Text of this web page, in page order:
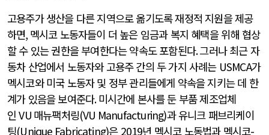
고용주가 생산을 다른 지역으로 옮기도록 재정적 지원을 제공
하면, 멕시코 노동자들이 더 높은 임금과 복지 혜택을 위해 협상
할 수 있는 권한을 부여한다는 약속도 포함된다.그러나 최근 자
동차 산업에서 노동자와 고용주 간의 두 가지 사례는 USMCA가
멕시코와 미국 노동자 및 정부 관리들에게 약속을 지키는 데 한
계가 있음을 보여준다.미시간에 본사를 둔 부품 제조업체
인VU 매뉴팩처링(VU Manufacturing)과 유니크 패브리케이
팅(Unique Fabricating)은 2019년 멕시코 노동법과 멕시코-